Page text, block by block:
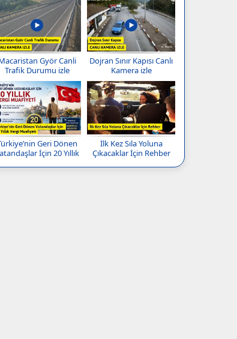
Györ Canli
Trafik Durumu izle
Dojran Sınır Kapısı Canlı
Kamera izle
Geri Dönen
İçin 20 Yıllık
İlk Kez Sıla Yoluna
Çıkacaklar İçin Rehber